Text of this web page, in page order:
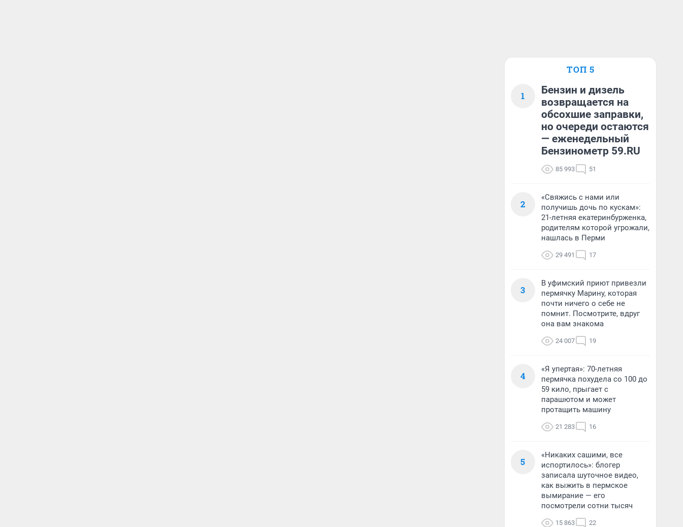
ТОП 5
1
Бензин и дизель
возвращается на
обсохшие заправки,
но очереди остаются
— еженедельный
Бензинометр 59.RU
85 993 51
2
«Свяжись с нами или
получишь дочь по кускам»:
21-летняя екатеринбурженка,
родителям которой угрожали,
нашлась в Перми
29 491 17
3
В уфимский приют привезли
пермячку Марину, которая
почти ничего о себе не
помнит. Посмотрите, вдруг
она вам знакома
24 007 19
4
«Я упертая»: 70-летняя
пермячка похудела со 100 до
59 кило, прыгает с
парашютом и может
протащить машину
21 283 16
5
«Никаких сашими, все
испортилось»: блогер
записала шуточное видео,
как выжить в пермское
вымирание — его
посмотрели сотни тысяч
15 863 22